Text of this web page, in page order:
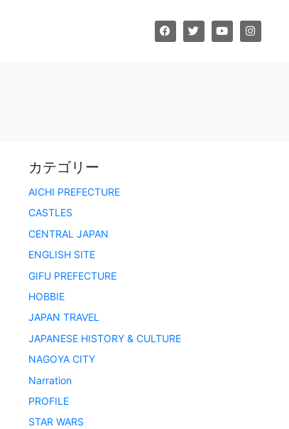
カテゴリー
AICHI PREFECTURE
CASTLES
CENTRAL JAPAN
ENGLISH SITE
GIFU PREFECTURE
HOBBIE
JAPAN TRAVEL
JAPANESE HISTORY & CULTURE
NAGOYA CITY
Narration
PROFILE
STAR WARS